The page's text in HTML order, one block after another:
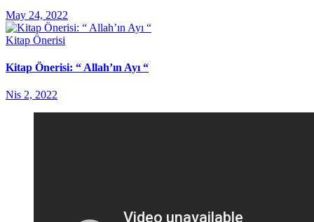
May 24, 2022
Kitap Önerisi
Kitap Önerisi: “ Allah’ın Ayı “
Nis 2, 2022